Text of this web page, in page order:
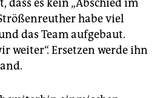
es kein „Abschied im
habe viel
das Team aufgebaut.
weiter“. Ersetzen werde ihn